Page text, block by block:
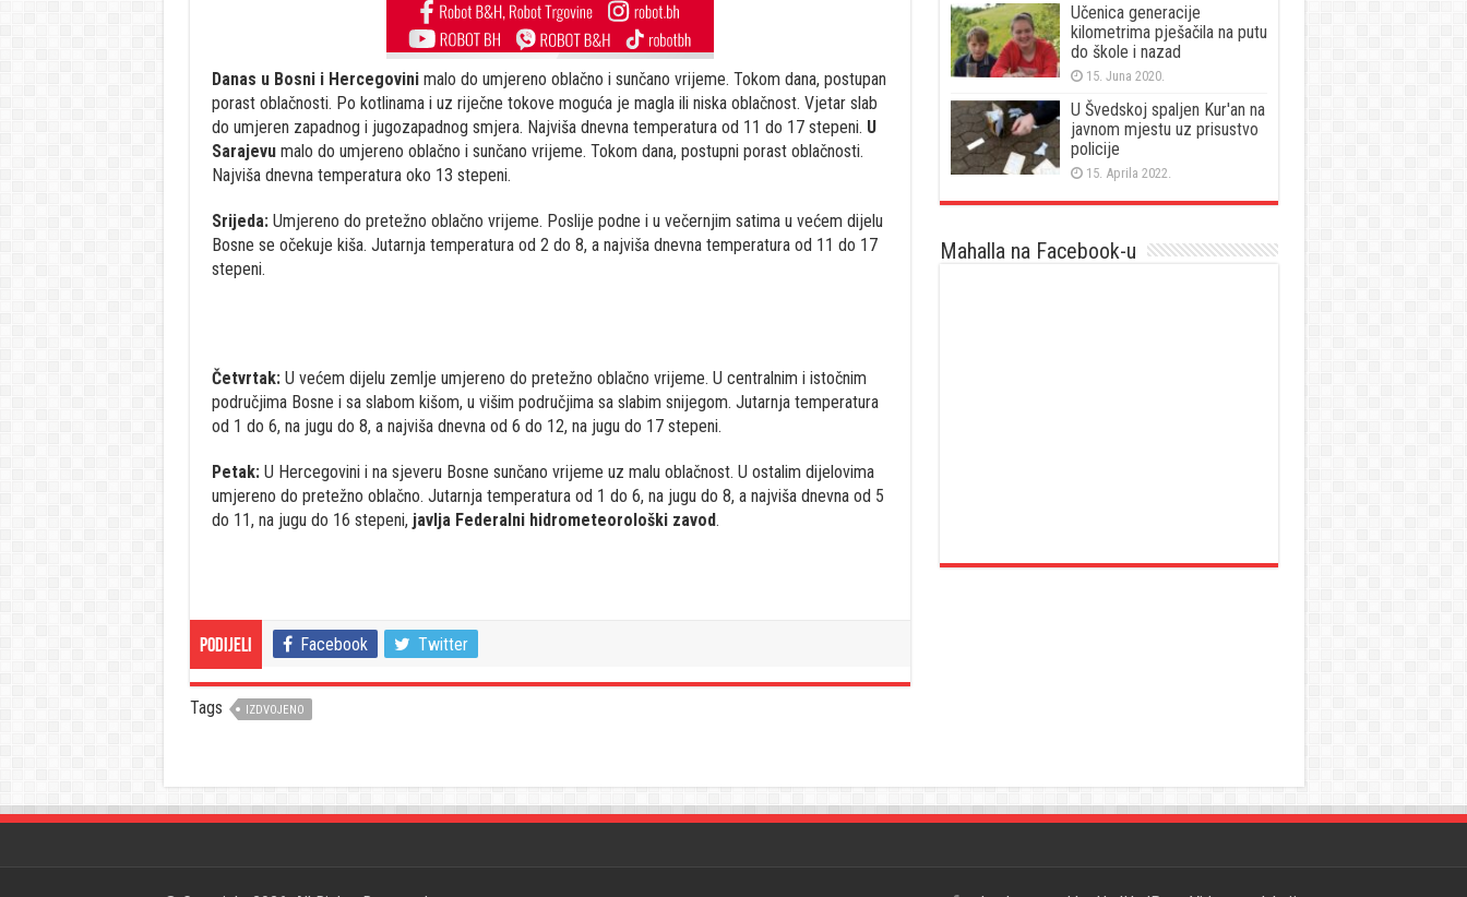
Danas u Bosni i Hercegovinimalo do umjereno oblačno i sunčano vrijeme. Tokom dana, postupan
porast oblačnosti. Po kotlinama i uz riječne tokove moguća je magla ili niska oblačnost. Vjetar slab
do umjeren zapadnog i jugozapadnog smjera. Najviša dnevna temperatura od 11 do 17 stepeni. U
Sarajevumalo do umjereno oblačno i sunčano vrijeme. Tokom dana, postupni porast oblačnosti.
Najviša dnevna temperatura oko 13 stepeni.
Srijeda:Umjereno do pretežno oblačno vrijeme. Poslije podne i u večernjim satima u većem dijelu
Bosne se očekuje kiša. Jutarnja temperatura od 2 do 8, a najviša dnevna temperatura od 11 do 17
stepeni.
Četvrtak:U većem dijelu zemlje umjereno do pretežno oblačno vrijeme. U centralnim i istočnim
područjima Bosne i sa slabom kišom, u višim područjima sa slabim snijegom. Jutarnja temperatura
od 1 do 6, na jugu do 8, a najviša dnevna od 6 do 12, na jugu do 17 stepeni.
Petak:U Hercegovini i na sjeveru Bosne sunčano vrijeme uz malu oblačnost. U ostalim dijelovima
umjereno do pretežno oblačno. Jutarnja temperatura od 1 do 6, na jugu do 8, a najviša dnevna od 5
do 11, na jugu do 16 stepeni, javlja Federalni hidrometeorološki zavod.
Podijeli Facebook Twitter
Tags IZDVOJENO
Učenica generacije
kilometrima pješačila na putu
do škole i nazad
15. Juna 2020.
U Švedskoj spaljen Kur'an na
javnom mjestu uz prisustvo
policije
15. Aprila 2022.
Mahalla na Facebook-u